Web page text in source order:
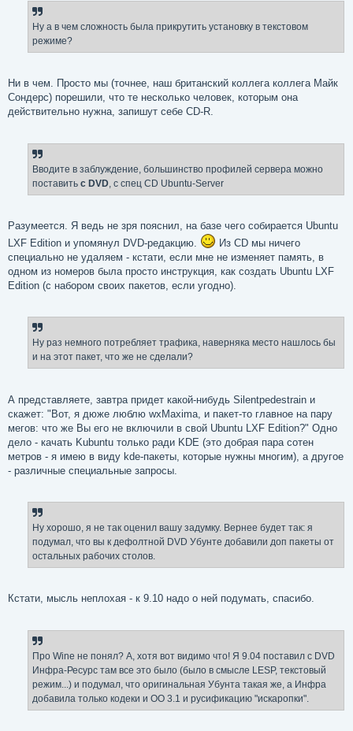
Ну а в чем сложность была прикрутить установку в текстовом
режиме?
Ни в чем. Просто мы (точнее, наш британский коллега коллега Майк
Сондерс) порешили, что те несколько человек, которым она
действительно нужна, запишут себе CD-R.
Вводите в заблуждение, большинство профилей сервера можно
поставить с DVD , с спец CD Ubuntu-Server
Разумеется. Я ведь не зря пояснил, на базе чего собирается Ubuntu
LXF Edition и упомянул DVD-редакцию.
Из CD мы ничего
специально не удаляем - кстати, если мне не изменяет память, в
одном из номеров была просто инструкция, как создать Ubuntu LXF
Edition (с набором своих пакетов, если угодно).
Ну раз немного потребляет трафика, наверняка место нашлось бы
и на этот пакет, что же не сделали?
А представляете, завтра придет какой-нибудь Silentpedestrain и
скажет: "Вот, я дюже люблю wxMaxima, и пакет-то главное на пару
мегов: что же Вы его не включили в свой Ubuntu LXF Edition?" Одно
дело - качать Kubuntu только ради KDE (это добрая пара сотен
метров - я имею в виду kde-пакеты, которые нужны многим), а другое
- различные специальные запросы.
Ну хорошо, я не так оценил вашу задумку. Вернее будет так: я
подумал, что вы к дефолтной DVD Убунте добавили доп пакеты от
остальных рабочих столов.
Кстати, мысль неплохая - к 9.10 надо о ней подумать, спасибо.
Про Wine не понял? А, хотя вот видимо что! Я 9.04 поставил с DVD
Инфра-Ресурс там все это было (было в смысле LЕSP, текстовый
режим...) и подумал, что оригинальная Убунта такая же, а Инфра
добавила только кодеки и OO 3.1 и русификацию "искаропки".